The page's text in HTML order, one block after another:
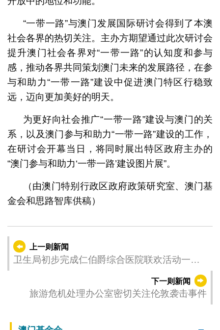
“一带一路”与澳门发展国际研讨会得到了本澳
社会各界的热切关注。主办方期望通过此次研讨会
提升澳门社会各界对“一带一路”的认知度和参与
感，推动各界共同策划澳门未来的发展路径，在参
与和助力“一带一路”建设中促进澳门特区行稳致
远，迈向更加美好的明天。
为更好向社会推广“一带一路”建设与澳门的关
系，以及澳门参与和助力“一带一路”建设的工作，
在研讨会开幕当日，将同时展出特区政府主办的
“澳门参与和助力‘一带一路’建设图片展”。
（由澳门特别行政区政府政策研究室、澳门基
金会和思路智库供稿）
上一则新闻
卫生局初步完成仁伯爵综合医院联欢活动一款
下一则新闻
旅游危机处理办公室密切关注伦敦袭击事件